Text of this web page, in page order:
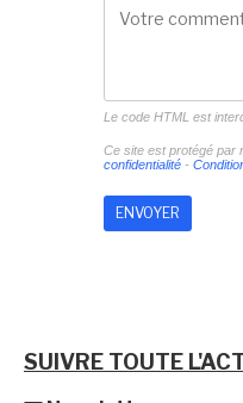
Le code HTML est
Ce site est protégé par
confidentialité-
SUIVRE TOUTE